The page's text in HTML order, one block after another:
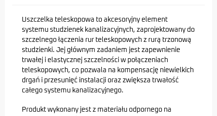
Uszczelka teleskopowa to akcesoryjny element
systemu studzienek kanalizacyjnych, zaprojektowany do
szczelnego łączenia rur teleskopowych z rurą trzonową
studzienki. Jej głównym zadaniem jest zapewnienie
trwałej i elastycznej szczelności w połączeniach
teleskopowych, co pozwala na kompensację niewielkich
drgań i przesunięć instalacji oraz zwiększa trwałość
całego systemu kanalizacyjnego.
Produkt wykonany jest z materiału odpornego na